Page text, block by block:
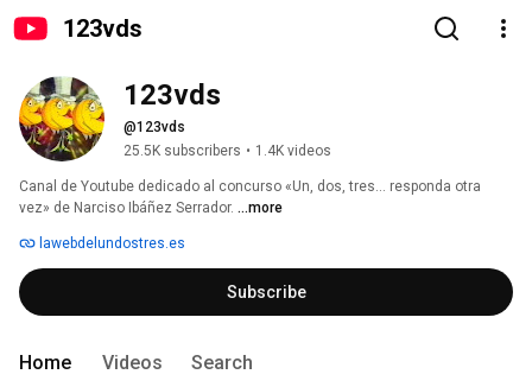
123vds
123vds
@123vds
25.5K subscribers • 1.4K videos
Canal de Youtube dedicado al concurso «Un, dos, tres... responda otra
vez» de Narciso Ibáñez Serrador. ...more
lawebdelundostres.es
Subscribe
Home Videos Search